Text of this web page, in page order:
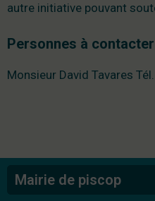
autre initiative pouvant
Personnes à contacter
Monsieur David Tavares
Mairie de piscop